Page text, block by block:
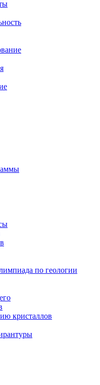
по геологии
кристаллов